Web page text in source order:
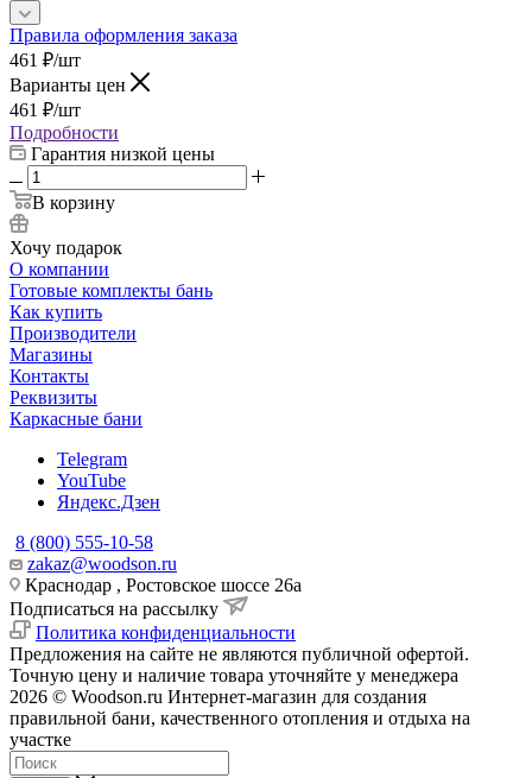
Правила оформления заказа
461 ₽/шт
Варианты цен
461 ₽/шт
Подробности
Гарантия низкой цены
В корзину
Хочу подарок
О компании
Готовые комплекты бань
Как купить
Производители
Магазины
Контакты
Реквизиты
Каркасные бани
Telegram
YouTube
Яндекс.Дзен
8 (800) 555-10-58
zakaz@woodson.ru
Краснодар , Ростовское шоссе 26а
Подписаться на рассылку
Политика конфиденциальности
Предложения на сайте не являются публичной офертой.
Точную цену и наличие товара уточняйте у менеджера
2026 © Woodson.ru Интернет-магазин для создания
правильной бани, качественного отопления и отдыха на
участке